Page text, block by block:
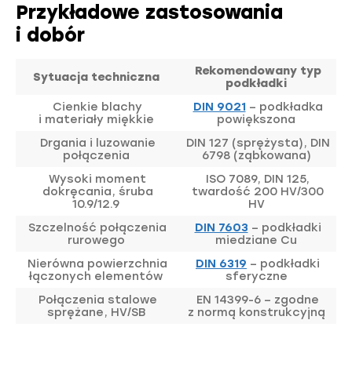
Przykładowe zastosowania
i dobór
Sytuacja techniczna
Rekomendowany typ
podkładki
Cienkie blachy
i materiały miękkie
DIN 9021 – podkładka
powiększona
Drgania i luzowanie
połączenia
DIN 127 (sprężysta), DIN
6798 (ząbkowana)
Wysoki moment
dokręcania, śruba
10.9/12.9
ISO 7089, DIN 125,
twardość 200 HV/300
HV
Szczelność połączenia
rurowego
DIN 7603 – podkładki
miedziane Cu
Nierówna powierzchnia
łączonych elementów
DIN 6319 – podkładki
sferyczne
Połączenia stalowe
sprężane, HV/SB
EN 14399-6 – zgodne
z normą konstrukcyjną